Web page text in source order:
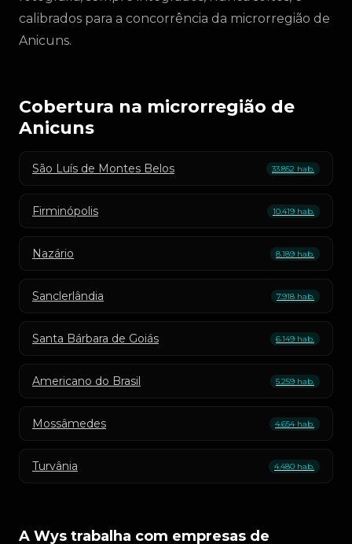
calibrados para a concorrência da microrregião de
Anicuns.
Cobertura na microrregião de
Anicuns
São Luís de Montes Belos 33.852 hab.
Firminópolis 10.419 hab.
Nazário 8.189 hab.
Sanclerlândia 7.918 hab.
Santa Bárbara de Goiás 6.149 hab.
Americano do Brasil 5.259 hab.
Mossâmedes 4.654 hab.
Turvânia 4.480 hab.
A Wys trabalha com empresas de